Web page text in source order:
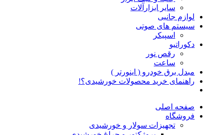
سایر ابزارآلات
لوازم جانبی
سیستم های صوتی
اسپیکر
دکوراتیو
رقص نور
ساعت
مبدل برق خودرو ( اینورتر )
راهنمای خرید محصولات خورشیدی؟!
صفحه اصلی
فروشگاه
تجهیزات سولار و خورشیدی